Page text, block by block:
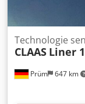
Prüm 647 km
Technologie
CLAAS Liner